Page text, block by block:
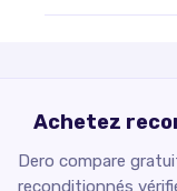
Achetez
Dero compare
reconditionnés